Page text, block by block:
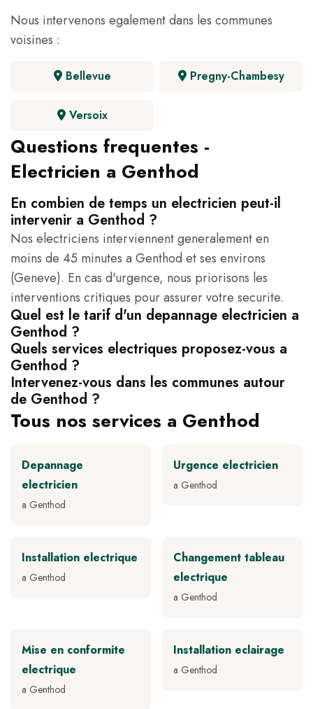
Nous intervenons egalement dans les communes
voisines :
Bellevue Pregny-Chambesy
Versoix
Questions frequentes -
Electricien a Genthod
En combien de temps un electricien peut-il
intervenir a Genthod ?
Nos electriciens interviennent generalement en
moins de 45 minutes a Genthod et ses environs
(Geneve). En cas d'urgence, nous priorisons les
interventions critiques pour assurer votre securite.
Quel est le tarif d'un depannage electricien a
Genthod ?
Quels services electriques proposez-vous a
Genthod ?
Intervenez-vous dans les communes autour
de Genthod ?
Tous nos services a Genthod
Depannage
electricien
a Genthod
Urgence electricien
a Genthod
Installation electrique
a Genthod
Changement tableau
electrique
a Genthod
Mise en conformite
electrique
a Genthod
Installation eclairage
a Genthod